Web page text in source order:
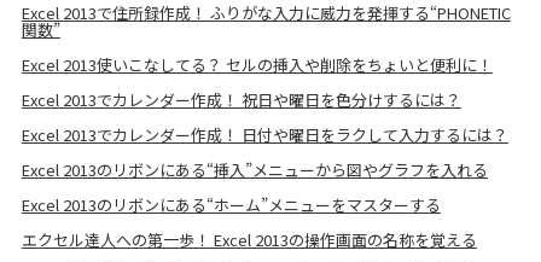
Excel 2013で住所録作成！ ふりがな入力に威力を発揮する“PHONETIC
関数”
Excel 2013使いこなしてる？ セルの挿入や削除をちょいと便利に！
Excel 2013でカレンダー作成！ 祝日や曜日を色分けするには？
Excel 2013でカレンダー作成！ 日付や曜日をラクして入力するには？
Excel 2013のリボンにある“挿入”メニューから図やグラフを入れる
Excel 2013のリボンにある“ホーム”メニューをマスターする
エクセル達人への第一歩！ Excel 2013の操作画面の名称を覚える